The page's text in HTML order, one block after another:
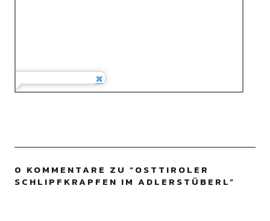
0 KOMMENTARE ZU “OSTTIROLER
SCHLIPFKRAPFEN IM ADLERSTÜBERL”